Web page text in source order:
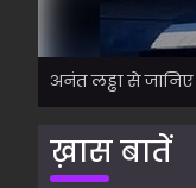
अनंत लड्ढा से
ख़ास बातें